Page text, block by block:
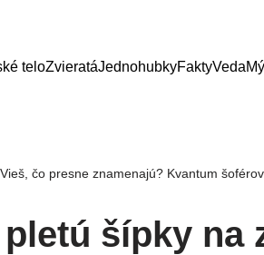
teloZvieratáJednohubkyFaktyVeda
čo presne znamenajú? Kvantum
šípky na